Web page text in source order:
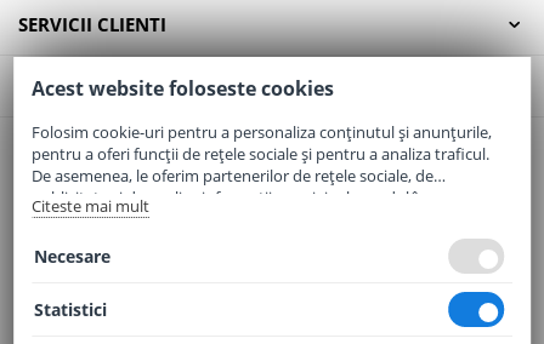
SERVICII CLIENTI
CONTACT
Email:office@elaptepraf.ro
Telefon:0745-964-449
Adresa:Sos. Borsului, Nr. 20, Oradea, Jud. Bihor
Acest website foloseste cookies
Folosim cookie-uri pentru a personaliza conținutul și anunțurile,
pentru a oferi funcții de rețele sociale și pentru a analiza traficul.
De asemenea, le oferim partenerilor de rețele sociale, de
publicitate și de analize informații cu privire la modul în care
folosiți site-ul nostru. Aceștia le pot combina cu alte informații
Citeste mai mult
Necesare
Statistici